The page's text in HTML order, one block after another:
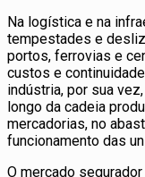
Na logística e na
tempestades e
portos, ferrovias e
custos e
indústria, por sua
longo da cadeia
mercadorias, no
funcionamento das
O mercado